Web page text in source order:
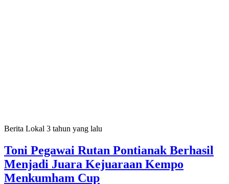
Berita Lokal 3 tahun yang lalu
Toni Pegawai Rutan Pontianak Berhasil
Menjadi Juara Kejuaraan Kempo
Menkumham Cup